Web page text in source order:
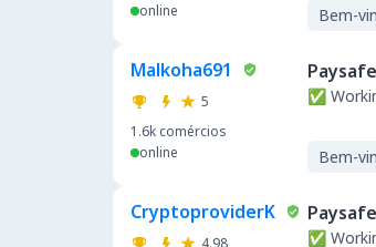
online
Bem-
Malkoha691
5
1.6k comércios
online
✅
Bem-
CryptoproviderK
4.98
✅